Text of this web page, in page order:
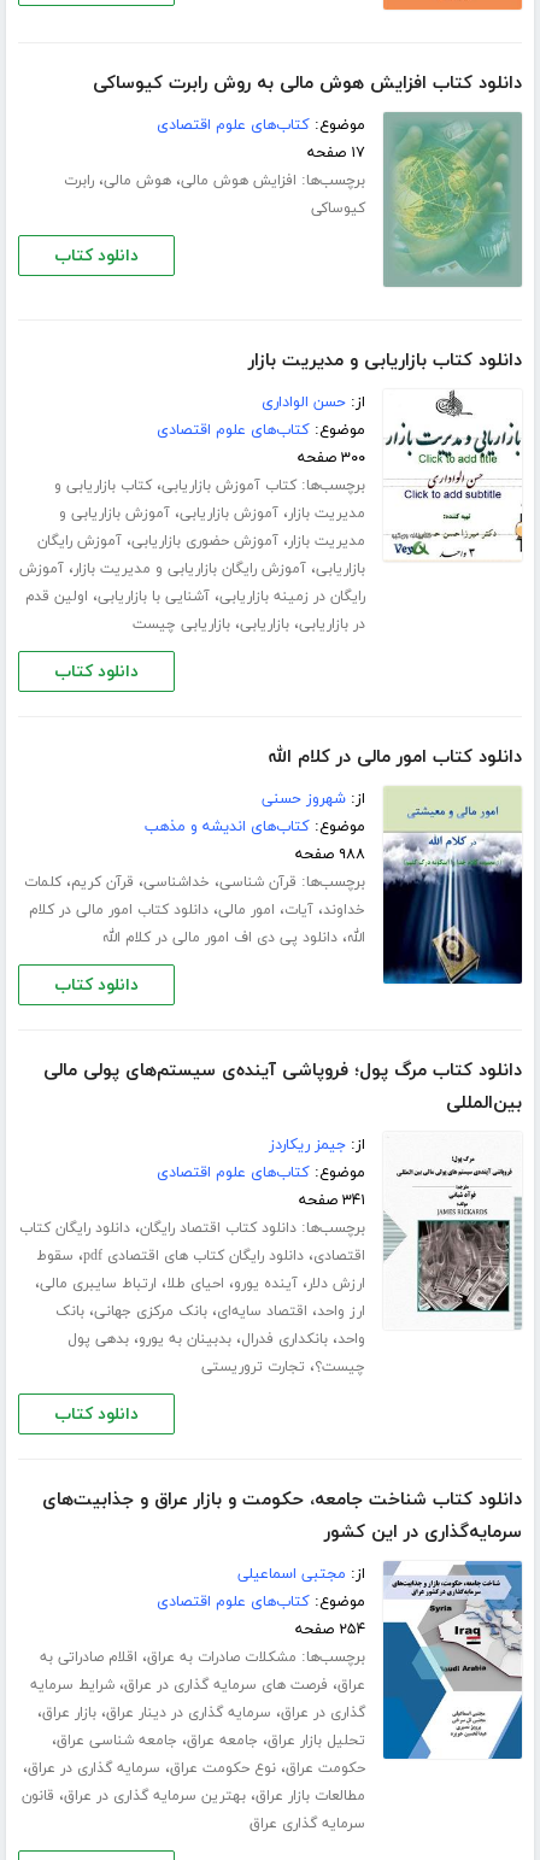
دانلود کتاب افزایش هوش مالی به روش رابرت کیوساکی
موضوع:کتاب‌های علوم اقتصادی
۱۷ صفحه
برچسب‌ها: افزایش هوش مالی،هوش مالی،رابرت
کیوساکی
دانلود کتاب
دانلود کتاب بازاریابی و مدیریت بازار
از:حسن الواداری
موضوع:کتاب‌های علوم اقتصادی
۳۰۰ صفحه
برچسب‌ها:کتاب آموزش بازاریابی،کتاب بازاریابی و
مدیریت بازار،آموزش بازاریابی،آموزش بازاریابی و
مدیریت بازار،آموزش حضوری بازاریابی،آموزش رایگان
بازاریابی،آموزش رایگان بازاریابی و مدیریت بازار،آموزش
رایگان در زمینه بازاریابی،آشنایی با بازاریابی، اولین قدم
در بازاریابی،بازاریابی،بازاریابی چیست
دانلود کتاب
دانلود کتاب امور مالی در کلام الله
از:شهروز حسنی
موضوع:کتاب‌های اندیشه و مذهب
۹۸۸ صفحه
برچسب‌ها: قرآن شناسی، خداشناسی، قرآن کریم،کلمات
خداوند،آیات، امور مالی،دانلود کتاب امور مالی در کلام
الله،دانلود پی دی اف امور مالی در کلام الله
دانلود کتاب
دانلود کتاب مرگ پول؛ فروپاشی آینده‌ی سیستم‌های پولی مالی
بین‌المللی
از:جیمز ریکاردز
موضوع:کتاب‌های علوم اقتصادی
۳۴۱ صفحه
برچسب‌ها:دانلود کتاب اقتصاد رایگان،دانلود رایگان کتاب
اقتصادی،دانلود رایگان کتاب های اقتصادی pdf ، سقوط
ارزش دلار،آینده یورو، احیای طلا، ارتباط سایبری مالی،
ارز واحد، اقتصاد سایه‌ای،بانک مرکزی جهانی،بانک
واحد،بانکداری فدرال،بدبینان به یورو،بدهی پول
چیست؟، تجارت تروریستی
دانلود کتاب
دانلود کتاب شناخت جامعه، حکومت و بازار عراق و جذابیت‌های
سرمایه‌گذاری در این کشور
از: مجتبی اسماعیلی
موضوع:کتاب‌های علوم اقتصادی
۲۵۴ صفحه
برچسب‌ها: مشکلات صادرات به عراق، اقلام صادراتی به
عراق، فرصت های سرمایه گذاری در عراق،شرایط سرمایه
گذاری در عراق، سرمایه گذاری در دینار عراق،بازار عراق،
تحلیل بازار عراق، جامعه عراق، جامعه شناسی عراق،
حکومت عراق،نوع حکومت عراق، سرمایه گذاری در عراق،
مطالعات بازار عراق،بهترین سرمایه گذاری در عراق، قانون
سرمایه گذاری عراق